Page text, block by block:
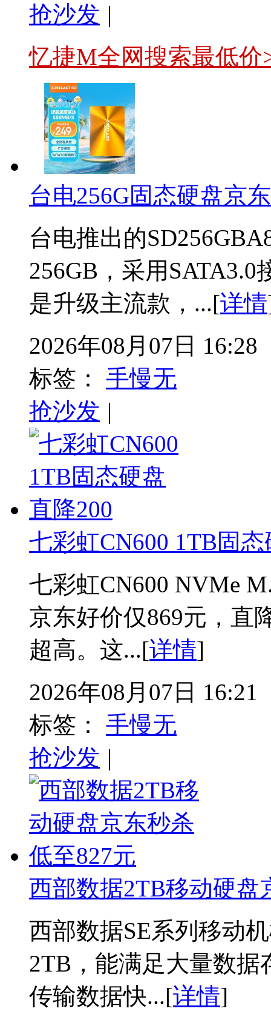
抢沙发 |
忆捷M全网搜索最低价
台电256G固态硬盘京
台电推出的
256GB，采用
是升级主流款，...[详情
2026年08月07日 16:28
标签：
手慢无
抢沙发 |
七彩虹CN600 1TB固
七彩虹CN600 NVMe
京东好价仅869元，直
超高。这...[详情]
2026年08月07日 16:21
标签：
手慢无
抢沙发 |
西部数据2TB移动硬盘
西部数据SE系列移动
2TB，能满足大量数据
传输数据快...[详情]